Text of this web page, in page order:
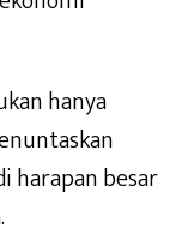
hanya
harapan besar